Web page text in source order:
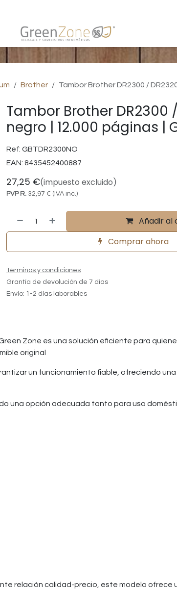
Brother Tambor Brother DR2300 /
Tambor Brother DR2300
negro | 12.000 páginas |
Ref: GBTDR2300NO
EAN: 8435452400887
27,25 €(impuesto excluido)
PVP R. 32,97 € (IVA inc.)
Añadir al
Comprar ahora
Términos y condiciones
Grantía de devolución de 7 días
Envío: 1-2 días laborables
Zone es una solución eficiente para
original
un funcionamiento fiable, ofreciendo
una opción adecuada tanto para uso
relación calidad-precio, este modelo ofrece